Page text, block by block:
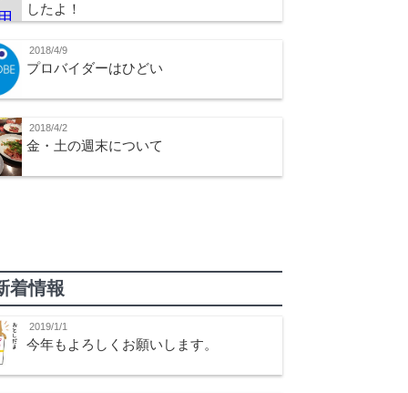
したよ！
2018/4/9
プロバイダーはひどい
2018/4/2
金・土の週末について
着情報
2019/1/1
今年もよろしくお願いします。